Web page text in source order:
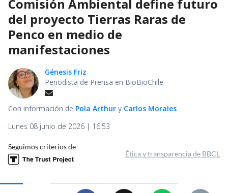
Comisión Ambiental define futuro
del proyecto Tierras Raras de
Penco en medio de
manifestaciones
Génesis Friz
Periodista de Prensa en BioBioChile
Con información de Pola Arthur y Carlos Morales
Lunes 08 junio de 2026 | 16:53
Seguimos criterios de
Ética y transparencia de BBCL